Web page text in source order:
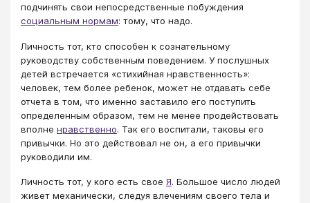
подчинять свои непосредственные побуждения
социальным нормам: тому, что надо.
Личность тот, кто способен к сознательному
руководству собственным поведением. У послушных
детей встречается «стихийная нравственность»:
человек, тем более ребенок, может не отдавать себе
отчета в том, что именно заставило его поступить
определенным образом, тем не менее продействовать
вполне нравственно. Так его воспитали, таковы его
привычки. Но это действовал не он, а его привычки
руководили им.
Личность тот, у кого есть свое Я. Большое число людей
живет механически, следуя влечениям своего тела и